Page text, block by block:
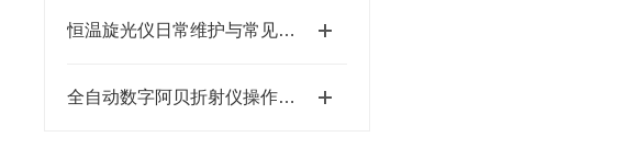
恒温旋光仪日常维护与常见故障排查技术总结
全自动数字阿贝折射仪操作指南